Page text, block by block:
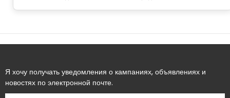
Я хочу получать уведомления о кампаниях, объявлениях и
новостях по электронной почте.